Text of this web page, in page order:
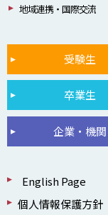
地域連携・国際交流
受験生
卒業生
企業・機関
English Page
個人情報保護方針